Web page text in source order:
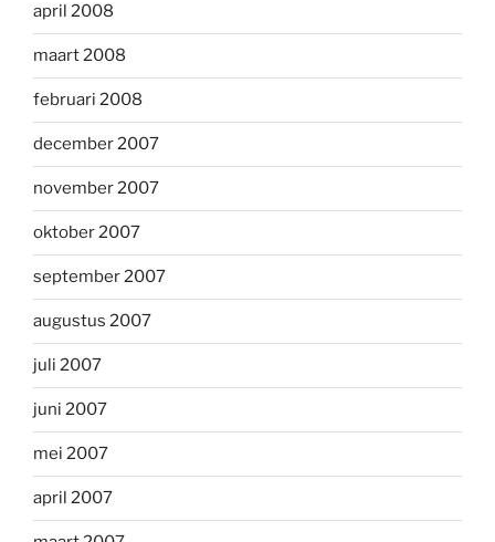
april 2008
maart 2008
februari 2008
december 2007
november 2007
oktober 2007
september 2007
augustus 2007
juli 2007
juni 2007
mei 2007
april 2007